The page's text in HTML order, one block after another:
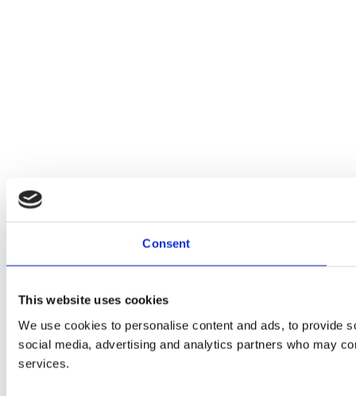
Consent
This website uses cookies
We use cookies to personalise content and ads, to provide
social media, advertising and analytics partners who may
services.